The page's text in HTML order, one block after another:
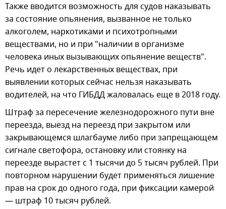
Также вводится возможность для судов наказывать
за состояние опьянения, вызванное не только
алкоголем, наркотиками и психотропными
веществами, но и при "наличии в организме
человека иных вызывающих опьянение веществ".
Речь идет о лекарственных веществах, при
выявлении которых сейчас нельзя наказывать
водителей, на что ГИБДД жаловалась еще в 2018 году.
Штраф за пересечение железнодорожного пути вне
переезда, выезд на переезд при закрытом или
закрывающемся шлагбауме либо при запрещающем
сигнале светофора, остановку или стоянку на
переезде вырастет с 1 тысячи до 5 тысяч рублей. При
повторном нарушении будет применяться лишение
прав на срок до одного года, при фиксации камерой
— штраф 10 тысяч рублей.